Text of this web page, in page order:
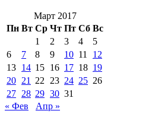
Март 2017
Пн Вт Ср Чт Пт Сб Вс
1
2 3 4
5
6
7 8 9 10 11
12
13 14 15 16 17 18 19
20 21 22 23 24 25 26
27 28 29 30 31
« Фев
Апр »